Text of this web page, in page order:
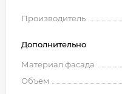
Производитель
Дополнительно
Материал фасада
Объем